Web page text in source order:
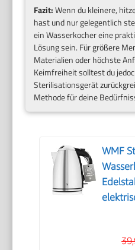
Fazit:Wenn du kleinere,
hast und nur gelegentlich
ein Wasserkocher eine
Lösung sein. Für größere
Materialien oder höchste
Keimfreiheit solltest du
Sterilisationsgerät
Methode für deine
WMF